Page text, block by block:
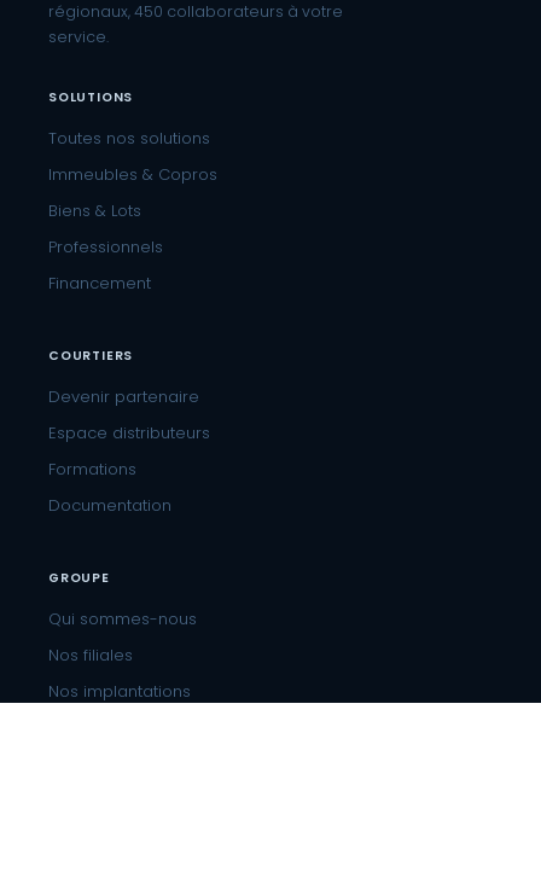
régionaux, 450 collaborateurs à votre
service.
SOLUTIONS
Toutes nos solutions
Immeubles & Copros
Biens & Lots
Professionnels
Financement
COURTIERS
Devenir partenaire
Espace distributeurs
Formations
Documentation
GROUPE
Qui sommes-nous
Nos filiales
Nos implantations